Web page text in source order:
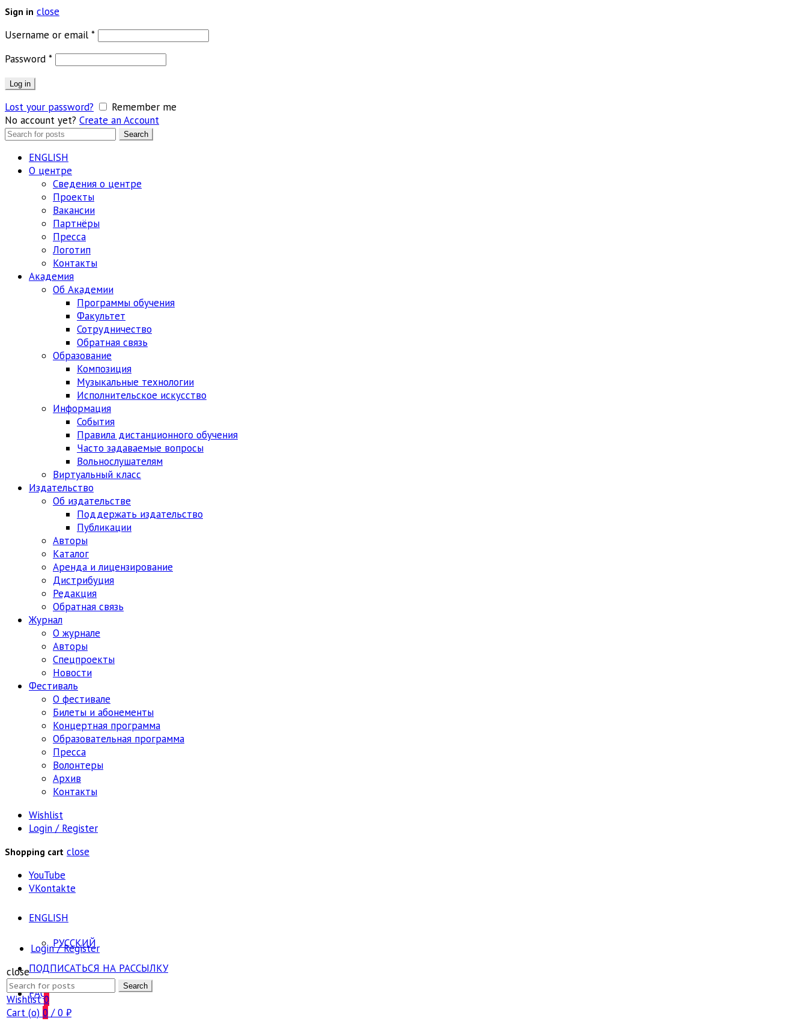
Sign in close
Username or email *Обязательно
Password *Обязательно
Log in
Lost your password?
Remember me
No account yet? Create an Account
Search
Search
ENGLISH
О центре
Сведения о центре
Проекты
Вакансии
Партнёры
Пресса
Логотип
Контакты
Академия
Об Академии
Программы обучения
Факультет
Сотрудничество
Обратная связь
Образование
Композиция
Музыкальные технологии
Исполнительское искусство
Информация
События
Правила дистанционного обучения
Часто задаваемые вопросы
Вольнослушателям
Виртуальный класс
Издательство
Об издательстве
Поддержать издательство
Публикации
Авторы
Каталог
Аренда и лицензирование
Дистрибуция
Редакция
Обратная связь
Журнал
О журнале
Авторы
Спецпроекты
Новости
Фестиваль
О фестивале
Билеты и абонементы
Концертная программа
Образовательная программа
Пресса
Волонтеры
Архив
Контакты
Wishlist
Login / Register
Shopping cart close
YouTube
VKontakte
ENGLISH
РУССКИЙ
ПОДПИСАТЬСЯ НА РАССЫЛКУ
FAQ
Login / Register
close
Search
for:
Search
Wishlist0
Cart (o) 0 / 0 ₽